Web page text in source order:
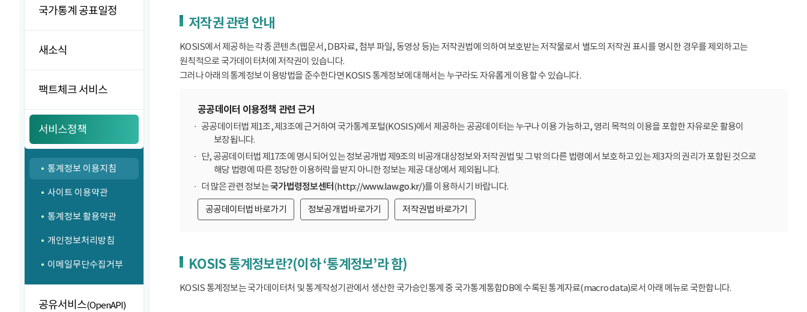
국가통계 공표일정
새소식
팩트체크 서비스
서비스정책
통계정보 이용지침
사이트 이용약관
통계정보 활용약관
개인정보처리방침
이메일무단수집거부
공유서비스(OpenAPI)
저작권 관련 안내
KOSIS에서 제공하는 각종 콘텐츠(웹문서, DB자료, 첨부 파일, 동영상 등)는 저작권법에 의하여 보호받는 저작물로서 별도의 저작권 표시를 명시한 경우를 제외하고는
원칙적으로 국가데이터처에 저작권이 있습니다.
그러나 아래의 통계정보 이용방법을 준수한다면 KOSIS 통계정보에 대해서는 누구라도 자유롭게 이용할 수 있습니다.
공공데이터 이용정책 관련 근거
공공데이터법 제1조, 제3조에 근거하여 국가통계포털(KOSIS)에서 제공하는 공공데이터는 누구나 이용 가능하고, 영리 목적의 이용을 포함한 자유로운 활용이
보장됩니다.
단, 공공데이터법 제17조에 명시되어 있는 정보공개법 제9조의 비공개대상정보와 저작권법 및 그 밖의 다른 법령에서 보호하고 있는 제3자의 권리가 포함된 것으로
해당 법령에 따른 정당한 이용허락을 받지 아니한 정보는 제공 대상에서 제외됩니다.
더 많은 관련 정보는국가법령정보센터(http://www.law.go.kr/)를 이용하시기 바랍니다.
공공데이터법 바로가기
정보공개법 바로가기 저작권법 바로가기
KOSIS 통계정보란?(이하 ‘통계정보’라 함)
KOSIS 통계정보는 국가데이터처 및 통계작성기관에서 생산한 국가승인통계 중 국가통계통합DB에 수록된 통계자료(macro data)로서 아래 메뉴로 국한합니다.